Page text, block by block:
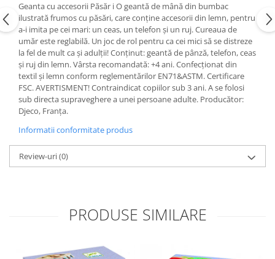
Geanta cu accesorii Păsăr i O geantă de mână din bumbac
ilustrată frumos cu păsări, care conține accesorii din lemn, pentru
a-i imita pe cei mari: un ceas, un telefon și un ruj. Cureaua de
umăr este reglabilă. Un joc de rol pentru ca cei mici să se distreze
la fel de mult ca și adulții! Conținut: geantă de pânză, telefon, ceas
și ruj din lemn. Vârsta recomandată: +4 ani. Confecționat din
textil și lemn conform reglementărilor EN71&ASTM. Certificare
FSC. AVERTISMENT! Contraindicat copiilor sub 3 ani. A se folosi
sub directa supraveghere a unei persoane adulte. Producător:
Djeco, Franța.
Informatii conformitate produs
Review-uri(0)
PRODUSE SIMILARE